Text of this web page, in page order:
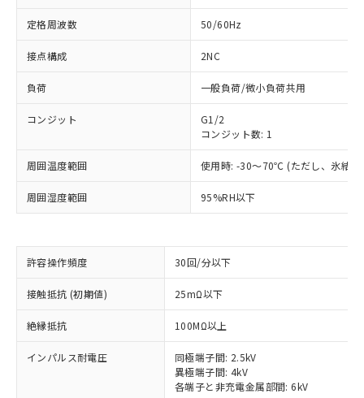
定格周波数 50/60Hz
接点構成 2NC
負荷 一般負荷/微小負荷共用
コンジット
G1/2
コンジット数: 1
周囲温度範囲 使用時: -30～70℃ (ただし、氷結し
周囲湿度範囲 95%RH以下
許容操作頻度 30回/分以下
接触抵抗 (初期値) 25mΩ以下
絶縁抵抗 100MΩ以上
インパルス耐電圧
同極端子間: 2.5kV
異極端子間: 4kV
各端子と非充電金属部間: 6kV
ご利用条件
※1 対応状況
対応済み：EU RoHS指令（10物質）の
非含有に対応した製品が提供可能な商品で
す。
対応予定：EU RoHS指令（10物質）の非含
有に対応した製品に切り替える予定のある